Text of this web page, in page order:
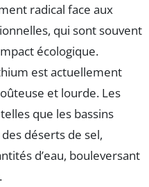
radical face aux
qui sont souvent
écologique.
est actuellement
et lourde. Les
que les bassins
déserts de sel,
d’eau, bouleversant